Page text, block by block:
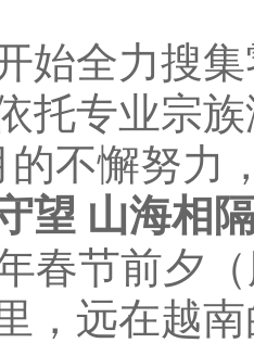
全力搜集
托专业宗
的不懈努力
山海相隔
节前夕（
，远在越